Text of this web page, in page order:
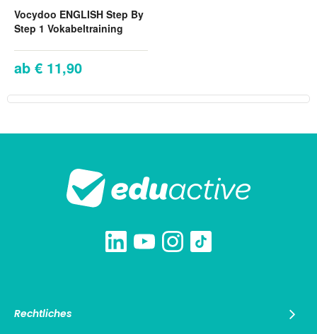
Vocydoo ENGLISH Step By
Step 1 Vokabeltraining
€ 11,90
Rechtliches